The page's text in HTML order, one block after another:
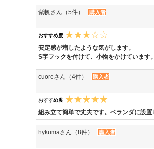
紫帆さん（5件） 購入者
おすすめ度
安定感が増したような気がします。
S字フックを付けて、小物をかけています。
cuoreさん（4件） 購入者
おすすめ度
組み立て簡単で丈夫です。ベランダに設
hykumaさん（8件） 購入者